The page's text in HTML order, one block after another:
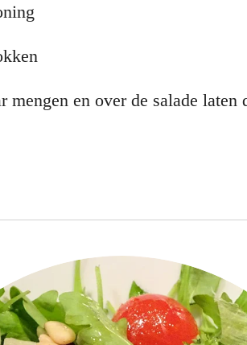
mengen en over de salade laten